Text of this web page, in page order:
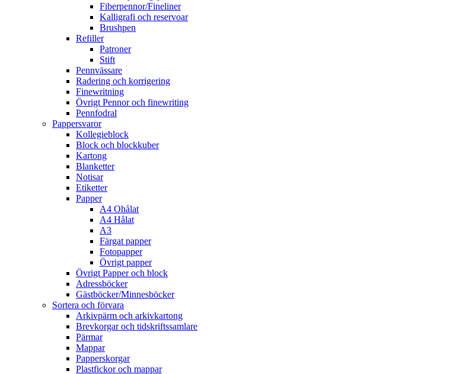
Fiberpennor/Fineliner
Kalligrafi och reservoar
Brushpen
Refiller
Patroner
Stift
Pennvässare
Radering och korrigering
Finewritning
Övrigt Pennor och finewriting
Pennfodral
Pappersvaror
Kollegieblock
Block och blockkuber
Kartong
Blanketter
Notisar
Etiketter
Papper
A4 Ohålat
A4 Hålat
A3
Färgat papper
Fotopapper
Övrigt papper
Övrigt Papper och block
Adressböcker
Gästböcker/Minnesböcker
Sortera och förvara
Arkivpärm och arkivkartong
Brevkorgar och tidskriftssamlare
Pärmar
Mappar
Papperskorgar
Plastfickor och mappar